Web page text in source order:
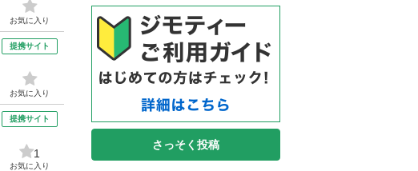
お気に入り
提携サイト
お気に入り
提携サイト
1
お気に入り
さっそく投稿